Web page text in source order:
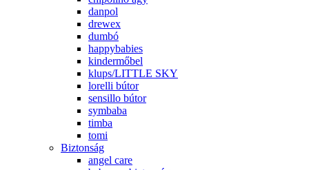
danpol
drewex
dumbó
happybabies
kindermőbel
klups/LITTLE SKY
lorelli bútor
sensillo bútor
symbaba
timba
tomi
Biztonság
angel care